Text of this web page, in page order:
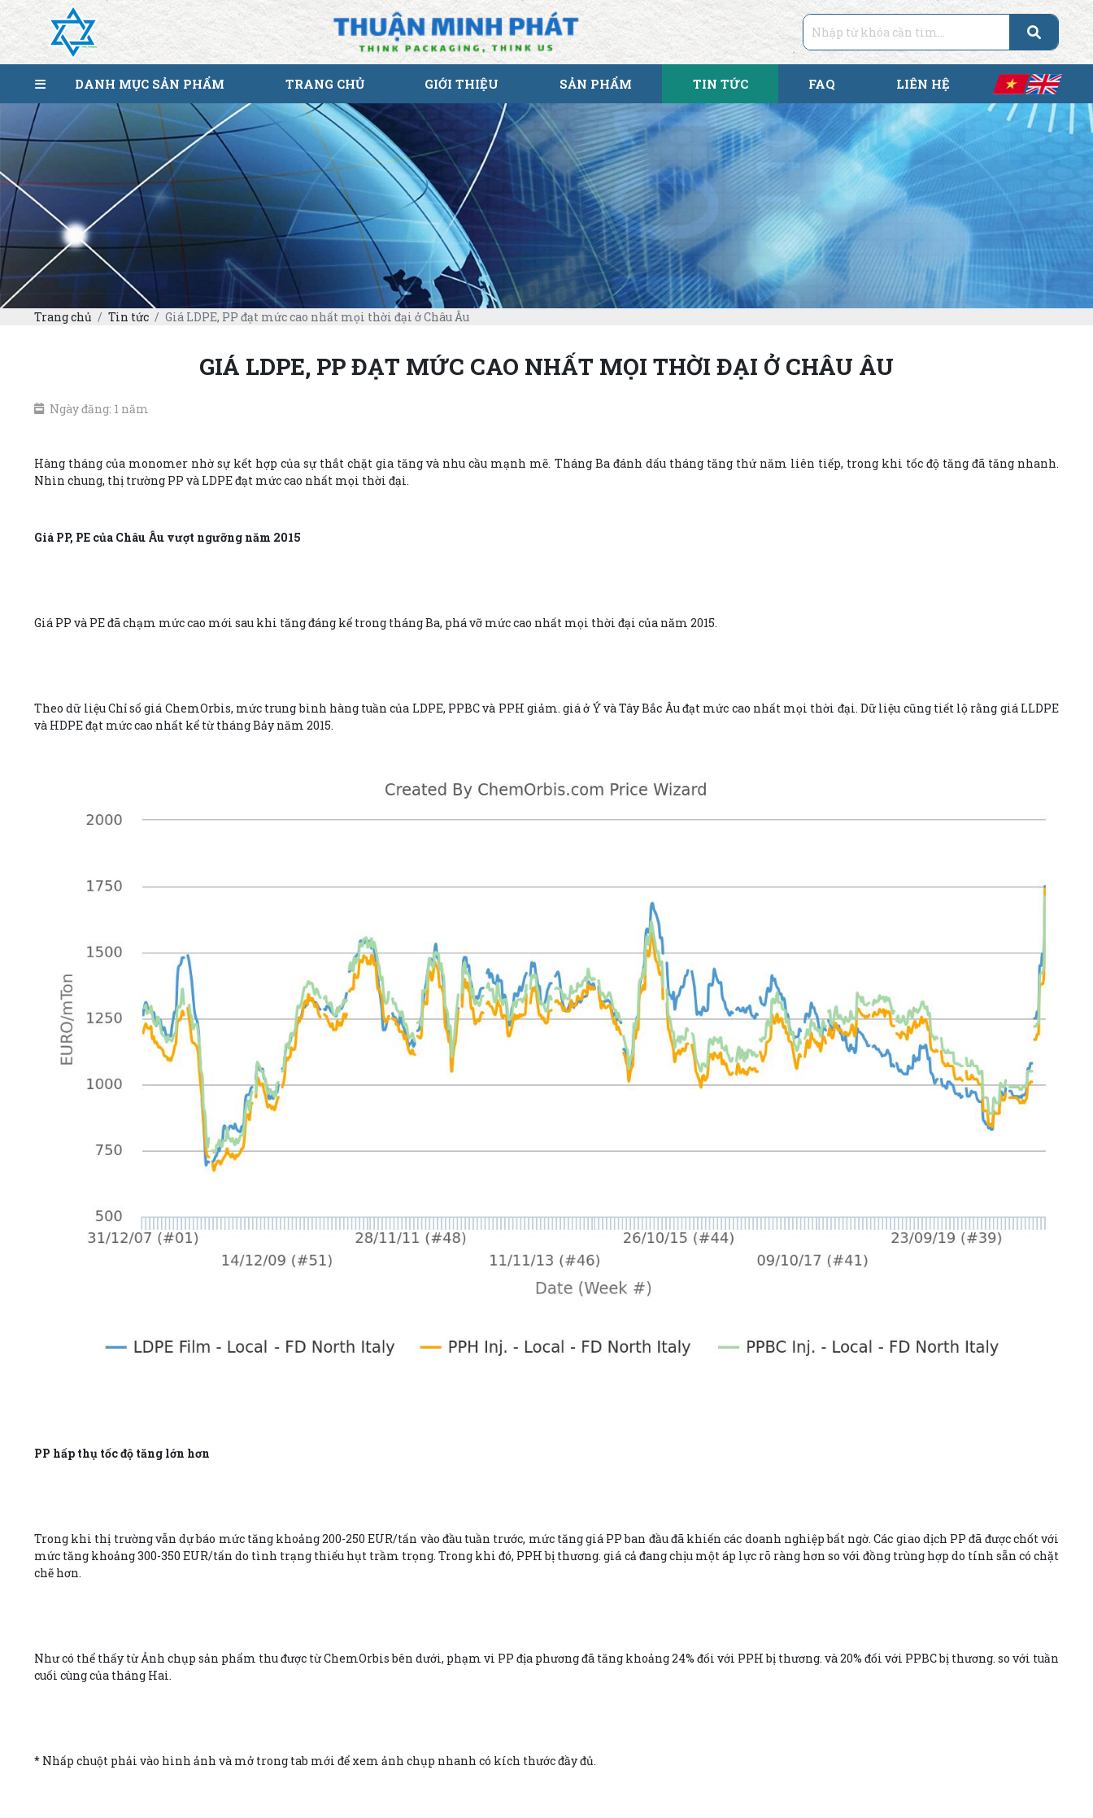
DANH MỤC SẢN PHẨM TRANG CHỦ GIỚI THIỆU SẢN PHẨM TIN TỨC FAQ LIÊN HỆ
Trang chủ Tin tức Giá LDPE, PP đạt mức cao nhất mọi thời đại ở Châu Âu
GIÁ LDPE, PP ĐẠT MỨC CAO NHẤT MỌI THỜI ĐẠI Ở CHÂU ÂU
Ngày đăng: 1 năm
Hàng tháng của monomer nhờ sự kết hợp của sự thắt chặt gia tăng và nhu cầu mạnh mẽ. Tháng Ba đánh dấu tháng tăng thứ năm liên tiếp, trong khi tốc độ tăng đã tăng nhanh.
Nhìn chung, thị trường PP và LDPE đạt mức cao nhất mọi thời đại.
Giá PP, PE của Châu Âu vượt ngưỡng năm 2015
Giá PP và PE đã chạm mức cao mới sau khi tăng đáng kể trong tháng Ba, phá vỡ mức cao nhất mọi thời đại của năm 2015.
Theo dữ liệu Chỉ số giá ChemOrbis, mức trung bình hàng tuần của LDPE, PPBC và PPH giảm. giá ở Ý và Tây Bắc Âu đạt mức cao nhất mọi thời đại. Dữ liệu cũng tiết lộ rằng giá LLDPE
và HDPE đạt mức cao nhất kể từ tháng Bảy năm 2015.
PP hấp thụ tốc độ tăng lớn hơn
Trong khi thị trường vẫn dự báo mức tăng khoảng 200-250 EUR/tấn vào đầu tuần trước, mức tăng giá PP ban đầu đã khiến các doanh nghiệp bất ngờ. Các giao dịch PP đã được chốt với
mức tăng khoảng 300-350 EUR/tấn do tình trạng thiếu hụt trầm trọng. Trong khi đó, PPH bị thương. giá cả đang chịu một áp lực rõ ràng hơn so với đồng trùng hợp do tính sẵn có chặt
chẽ hơn.
Như có thể thấy từ Ảnh chụp sản phẩm thu được từ ChemOrbis bên dưới, phạm vi PP địa phương đã tăng khoảng 24% đối với PPH bị thương. và 20% đối với PPBC bị thương. so với tuần
cuối cùng của tháng Hai.
* Nhấp chuột phải vào hình ảnh và mở trong tab mới để xem ảnh chụp nhanh có kích thước đầy đủ.